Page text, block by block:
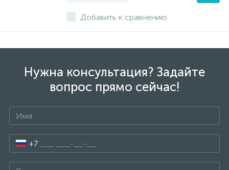
Добавить к сравнению
Нужна консультация? Задайте
вопрос прямо сейчас!
+7